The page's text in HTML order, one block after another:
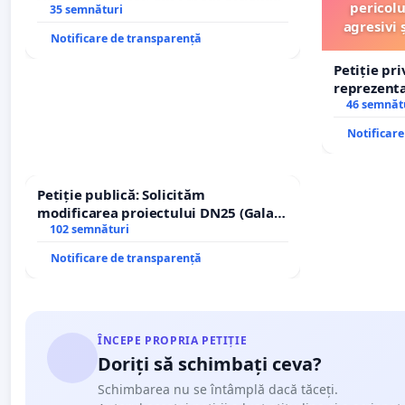
PROFESIONALE, DEOARECE AFECTEAZA GRAV
PENTRU PROIECTANȚI, CONSTRUCTORI ȘI INVESTITORI.
Icoanei! Stop cenzurii culturale!
35 semnături
Notificare de transparență
agresivi
Petiție
stăpân
46
Petiție publică: Solicităm
modificarea proiectului DN25 (Galați
– Hanu Conachi) prin devierea
102 semnături
Notificare de transparență
ÎNCEPE PROPRIA PETIȚIE
Doriți să schimbați ceva?
Schimbarea nu se întâmplă dacă tăceți.